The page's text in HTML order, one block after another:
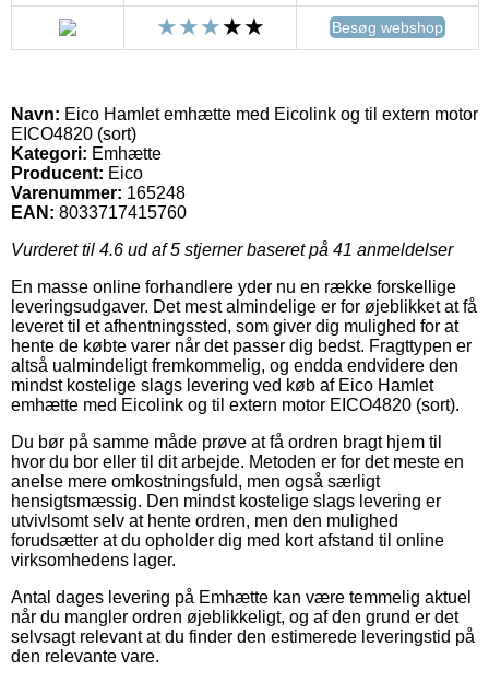
Besøg webshop
Navn: Eico Hamlet emhætte med Eicolink og til extern motor
EICO4820 (sort)
Kategori: Emhætte
Producent: Eico
Varenummer: 165248
EAN: 8033717415760
Vurderet til 4.6 ud af 5 stjerner baseret på 41 anmeldelser
En masse online forhandlere yder nu en række forskellige
leveringsudgaver. Det mest almindelige er for øjeblikket at få
leveret til et afhentningssted, som giver dig mulighed for at
hente de købte varer når det passer dig bedst. Fragttypen er
altså ualmindeligt fremkommelig, og endda endvidere den
mindst kostelige slags levering ved køb af Eico Hamlet
emhætte med Eicolink og til extern motor EICO4820 (sort).
Du bør på samme måde prøve at få ordren bragt hjem til
hvor du bor eller til dit arbejde. Metoden er for det meste en
anelse mere omkostningsfuld, men også særligt
hensigtsmæssig. Den mindst kostelige slags levering er
utvivlsomt selv at hente ordren, men den mulighed
forudsætter at du opholder dig med kort afstand til online
virksomhedens lager.
Antal dages levering på Emhætte kan være temmelig aktuel
når du mangler ordren øjeblikkeligt, og af den grund er det
selvsagt relevant at du finder den estimerede leveringstid på
den relevante vare.